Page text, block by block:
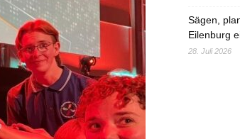
Sägen,
Eilenburg
28. Juli 2026